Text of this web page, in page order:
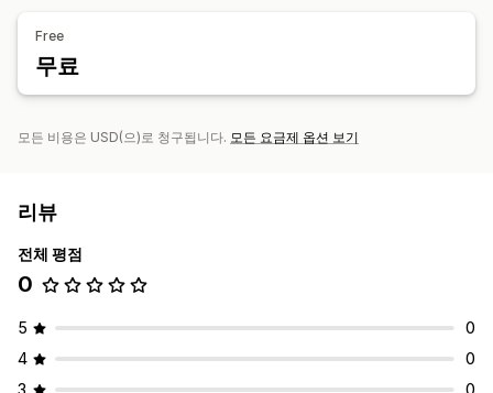
Free
무료
모든 비용은 USD(으)로 청구됩니다. 모든 요금제 옵션 보기
리뷰
전체 평점
0
5
0
4
0